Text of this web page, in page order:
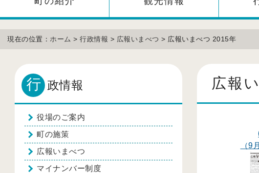
現在の位置： ホーム > 行政情報 > 広報いまべつ > 広報いまべつ 2015年
広報
（9
行 政情報
役場のご案内
町の施策
広報いまべつ
マイナンバー制度